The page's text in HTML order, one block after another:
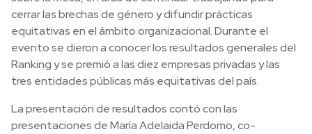
cerrar las brechas de género y difundir prácticas
equitativas en el ámbito organizacional. Durante el
evento se dieron a conocer los resultados generales del
Ranking y se premió a las diez empresas privadas y las
tres entidades públicas más equitativas del país.
La presentación de resultados contó con las
presentaciones de María Adelaida Perdomo, co-